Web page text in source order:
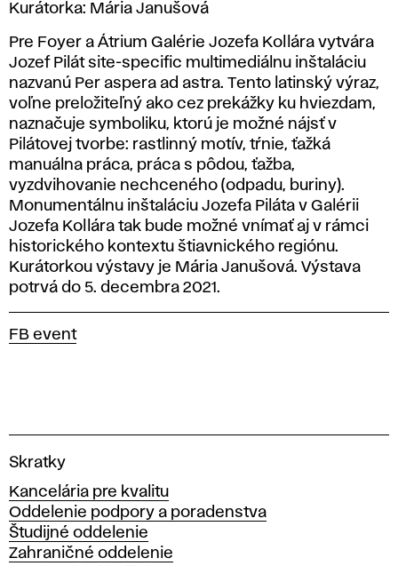
Kurátorka: Mária Janušová
Pre Foyer a Átrium Galérie Jozefa Kollára vytvára
Jozef Pilát site-specific multimediálnu inštaláciu
nazvanú Per aspera ad astra. Tento latinský výraz,
voľne preložiteľný ako cez prekážky ku hviezdam,
naznačuje symboliku, ktorú je možné nájsť v
Pilátovej tvorbe: rastlinný motív, tŕnie, ťažká
manuálna práca, práca s pôdou, ťažba,
vyzdvihovanie nechceného (odpadu, buriny).
Monumentálnu inštaláciu Jozefa Piláta v Galérii
Jozefa Kollára tak bude možné vnímať aj v rámci
historického kontextu štiavnického regiónu.
Kurátorkou výstavy je Mária Janušová. Výstava
potrvá do 5. decembra 2021.
FB event
V
s
o
k
á
Skratky
Kancelária pre kvalitu
Oddelenie podpory a poradenstva
Študijné oddelenie
Zahraničné oddelenie